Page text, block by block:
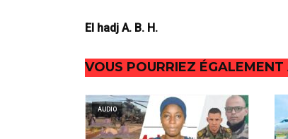
El hadj A. B. H.
VOUS POURRIEZ ÉGALEMENT
AUDIO